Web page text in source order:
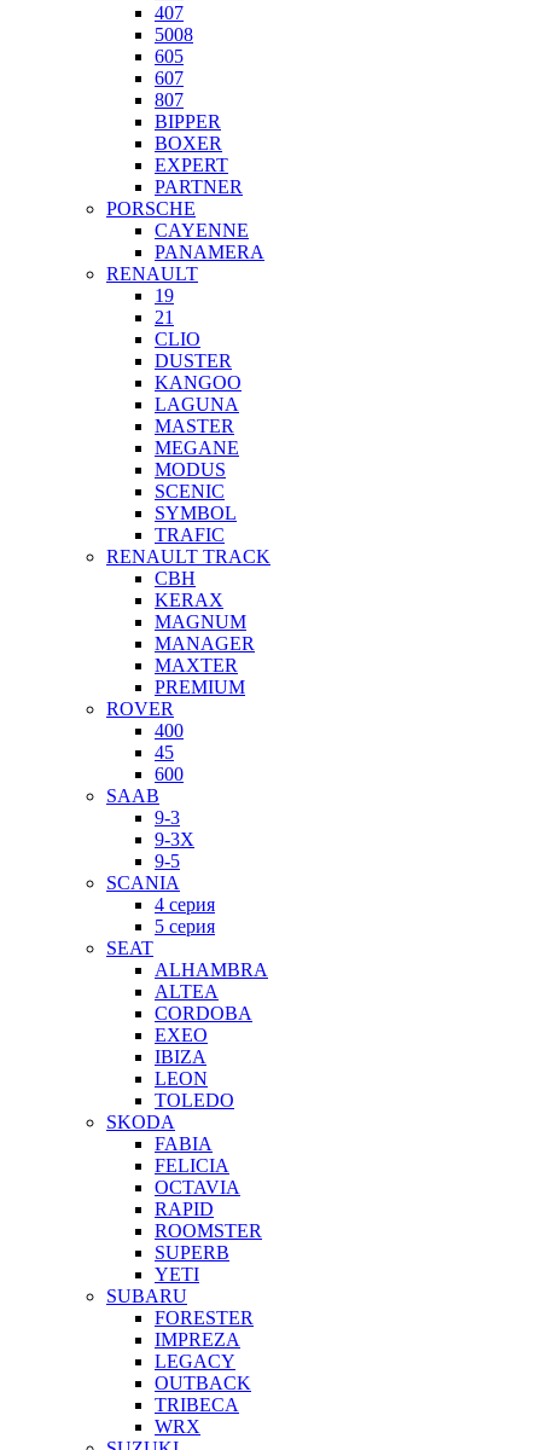
407
5008
605
607
807
BIPPER
BOXER
EXPERT
PARTNER
PORSCHE
CAYENNE
PANAMERA
RENAULT
19
21
CLIO
DUSTER
KANGOO
LAGUNA
MASTER
MEGANE
MODUS
SCENIC
SYMBOL
TRAFIC
RENAULT TRACK
CBH
KERAX
MAGNUM
MANAGER
MAXTER
PREMIUM
ROVER
400
45
600
SAAB
9-3
9-3X
9-5
SCANIA
4 серия
5 серия
SEAT
ALHAMBRA
ALTEA
CORDOBA
EXEO
IBIZA
LEON
TOLEDO
SKODA
FABIA
FELICIA
OCTAVIA
RAPID
ROOMSTER
SUPERB
YETI
SUBARU
FORESTER
IMPREZA
LEGACY
OUTBACK
TRIBECA
WRX